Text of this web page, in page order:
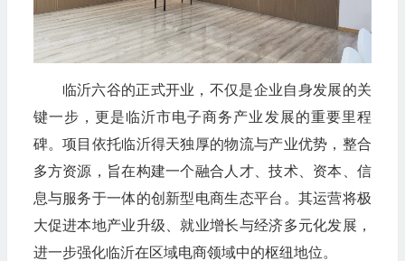
临沂六谷的正式开业，不仅是企业自身发展的关
键一步，更是临沂市电子商务产业发展的重要里程
碑。项目依托临沂得天独厚的物流与产业优势，整合
多方资源，旨在构建一个融合人才、技术、资本、信
息与服务于一体的创新型电商生态平台。其运营将极
大促进本地产业升级、就业增长与经济多元化发展，
进一步强化临沂在区域电商领域中的枢纽地位。